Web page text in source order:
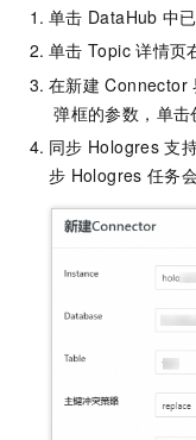
单击 DataHub 中
单击 Topic 详情页
在新建 Connector
弹框的参数，单击
同步 Hologres 支
步 Hologres 任务